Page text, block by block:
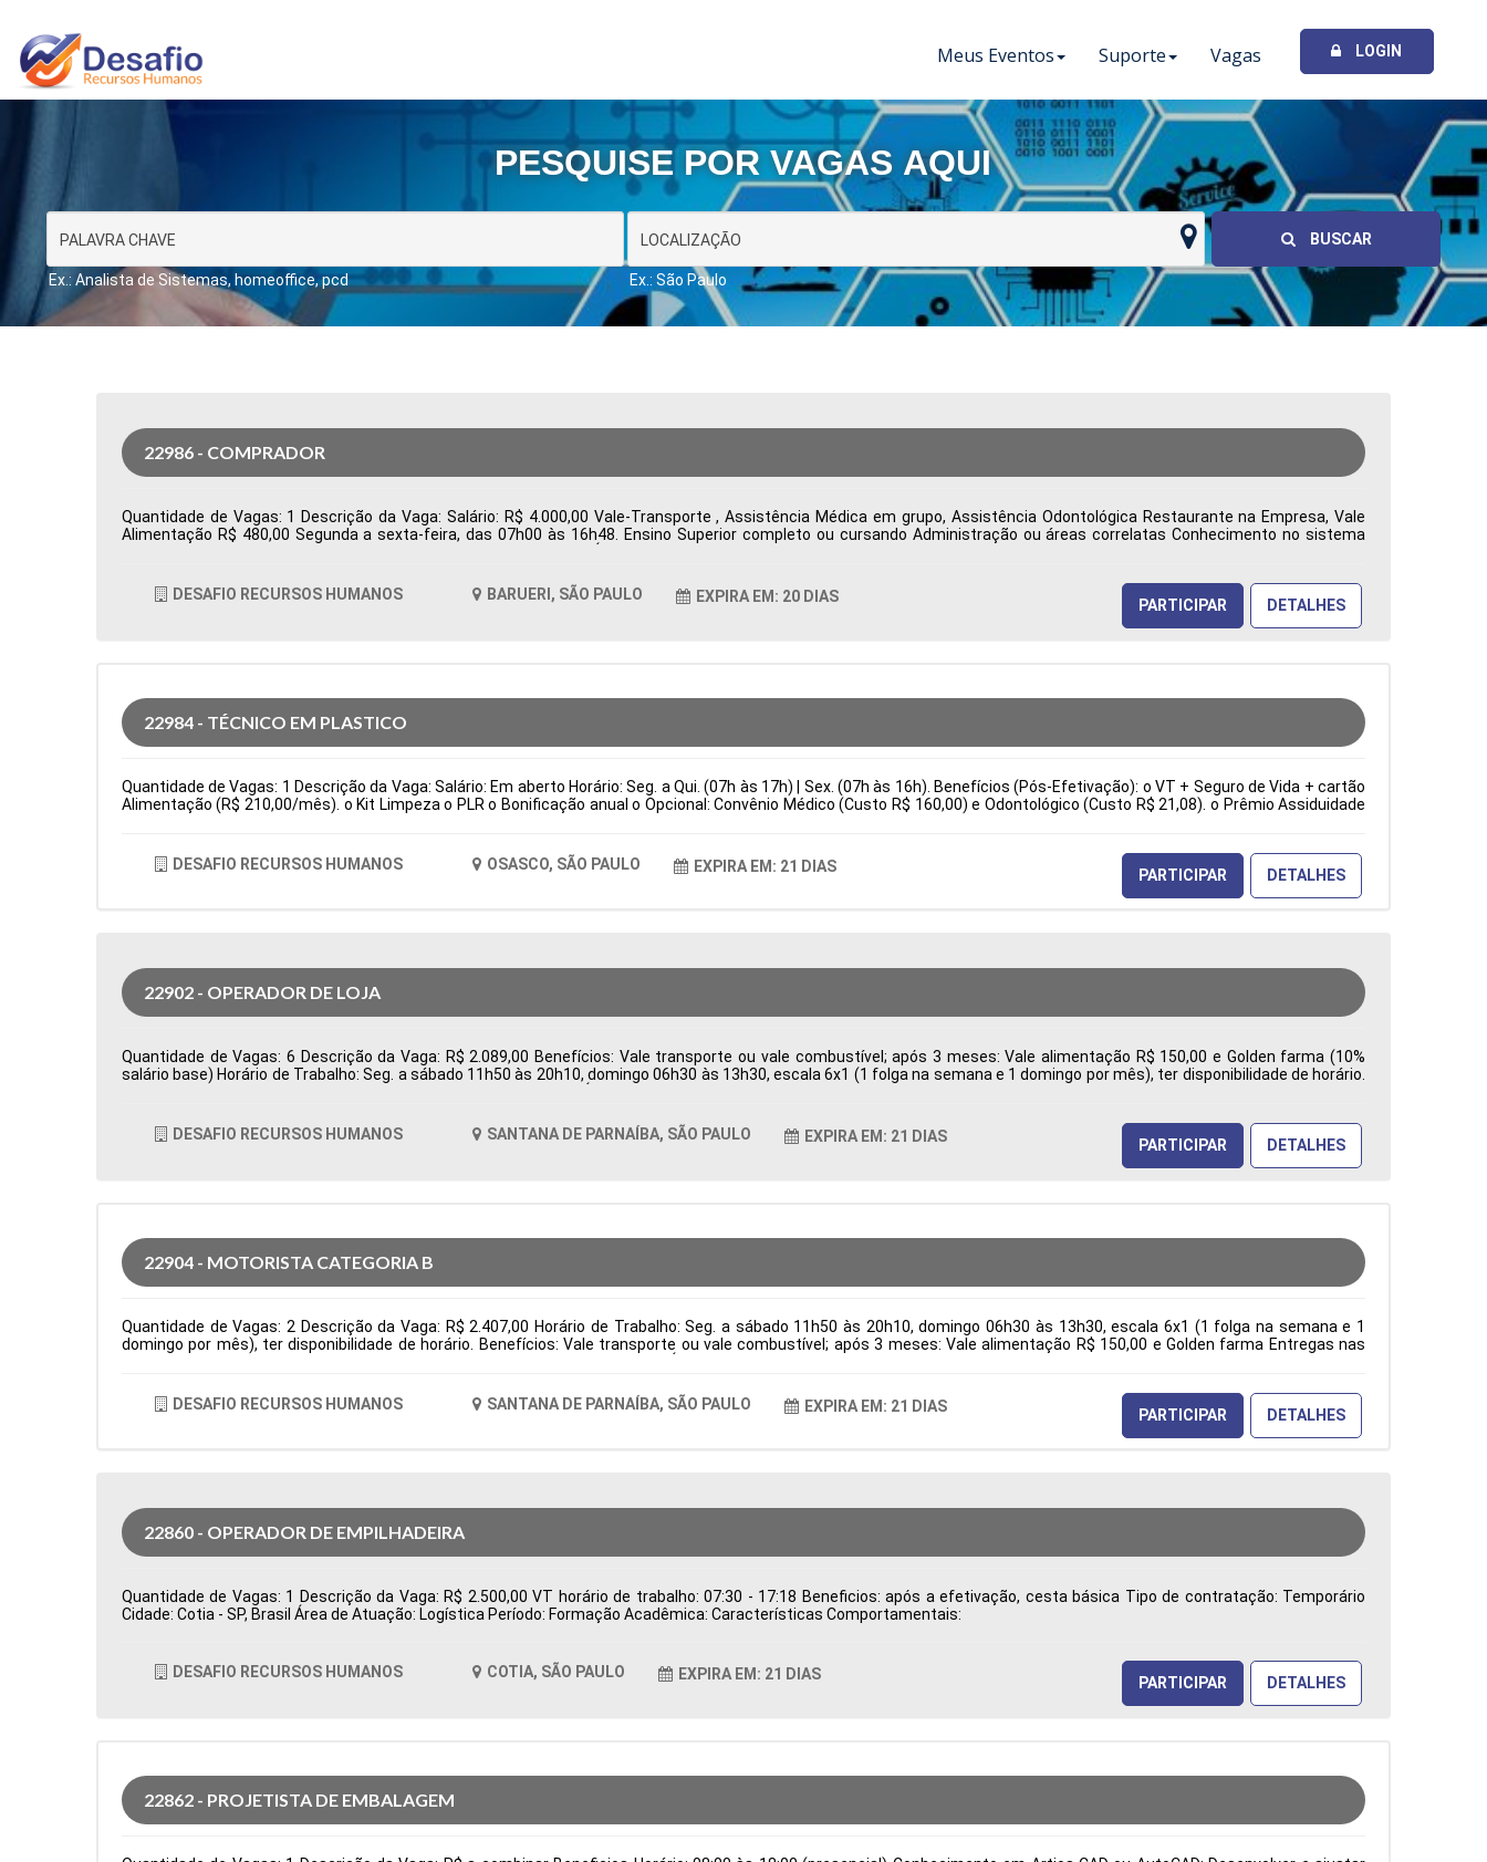
Meus Eventos Suporte Vagas LOGIN
PESQUISE POR VAGAS AQUI
Ex.: Analista de Sistemas, homeoffice, pcd Ex.: São Paulo
BUSCAR
22986 - COMPRADOR
Quantidade de Vagas: 1 Descrição da Vaga: Salário: R$ 4.000,00 Vale-Transporte , Assistência Médica em grupo, Assistência Odontológica Restaurante na Empresa, Vale
Alimentação R$ 480,00 Segunda a sexta-feira, das 07h00 às 16h48. Ensino Superior completo ou cursando Administração ou áreas correlatas Conhecimento no sistema
DESAFIO RECURSOS HUMANOS BARUERI, SÃO PAULO EXPIRA EM: 20 DIAS PARTICIPAR DETALHES
22984 - TÉCNICO EM PLASTICO
Quantidade de Vagas: 1 Descrição da Vaga: Salário: Em aberto Horário: Seg. a Qui. (07h às 17h) | Sex. (07h às 16h). Benefícios (Pós-Efetivação): o VT + Seguro de Vida + cartão
Alimentação (R$ 210,00/mês). o Kit Limpeza o PLR o Bonificação anual o Opcional: Convênio Médico (Custo R$ 160,00) e Odontológico (Custo R$ 21,08). o Prêmio Assiduidade
de contratação: Temporário Cidade: Osasco, SP, Brasil Área de Atuação: Produção Período: Formação Acadêmica: Características Comportamentais:
DESAFIO RECURSOS HUMANOS OSASCO, SÃO PAULO EXPIRA EM: 21 DIAS PARTICIPAR DETALHES
22902 - OPERADOR DE LOJA
Quantidade de Vagas: 6 Descrição da Vaga: R$ 2.089,00 Benefícios: Vale transporte ou vale combustível; após 3 meses: Vale alimentação R$ 150,00 e Golden farma (10%
salário base) Horário de Trabalho: Seg. a sábado 11h50 às 20h10, domingo 06h30 às 13h30, escala 6x1 (1 folga na semana e 1 domingo por mês), ter disponibilidade de horário.
DESAFIO RECURSOS HUMANOS SANTANA DE PARNAÍBA, SÃO PAULO EXPIRA EM: 21 DIAS PARTICIPAR DETALHES
22904 - MOTORISTA CATEGORIA B
Quantidade de Vagas: 2 Descrição da Vaga: R$ 2.407,00 Horário de Trabalho: Seg. a sábado 11h50 às 20h10, domingo 06h30 às 13h30, escala 6x1 (1 folga na semana e 1
domingo por mês), ter disponibilidade de horário. Benefícios: Vale transporte ou vale combustível; após 3 meses: Vale alimentação R$ 150,00 e Golden farma Entregas nas
DESAFIO RECURSOS HUMANOS SANTANA DE PARNAÍBA, SÃO PAULO EXPIRA EM: 21 DIAS PARTICIPAR DETALHES
22860 - OPERADOR DE EMPILHADEIRA
Quantidade de Vagas: 1 Descrição da Vaga: R$ 2.500,00 VT horário de trabalho: 07:30 - 17:18 Beneficios: após a efetivação, cesta básica Tipo de contratação: Temporário
Cidade: Cotia - SP, Brasil Área de Atuação: Logística Período: Formação Acadêmica: Características Comportamentais:
DESAFIO RECURSOS HUMANOS COTIA, SÃO PAULO EXPIRA EM: 21 DIAS PARTICIPAR DETALHES
22862 - PROJETISTA DE EMBALAGEM